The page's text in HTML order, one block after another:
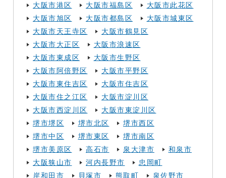
大阪市港区
大阪市福島区
大阪市此花区
大阪市旭区
大阪市都島区
大阪市城東区
大阪市天王寺区
大阪市鶴見区
大阪市大正区
大阪市浪速区
大阪市東成区
大阪市生野区
大阪市阿倍野区
大阪市平野区
大阪市東住吉区
大阪市住吉区
大阪市住之江区
大阪市淀川区
大阪市西淀川区
大阪市東淀川区
堺市堺区
堺市北区
堺市西区
堺市中区
堺市東区
堺市南区
堺市美原区
高石市 泉大津市
和泉市
大阪狭山市
河内長野市
忠岡町
岸和田市
貝塚市 熊取町 泉佐野市